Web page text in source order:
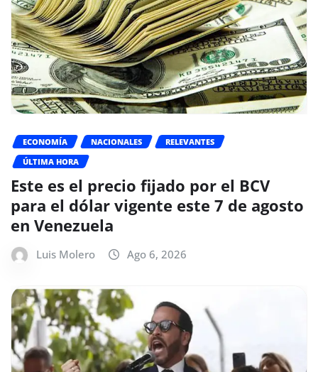
ECONOMÍA NACIONALES
RELEVANTES
ÚLTIMA HORA
Este es el precio fijado por el BCV
para el dólar vigente este 7 de agosto
en Venezuela
Luis Molero Ago 6, 2026